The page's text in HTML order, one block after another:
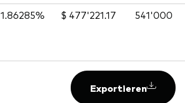
1.86285% $ 477'221.17 541'000
Exportieren